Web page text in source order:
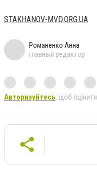
STAKHANOV-MVD.ORG.UA
Романенко Анна
главный редактор
Авторизуйтесь, щоб оцінити